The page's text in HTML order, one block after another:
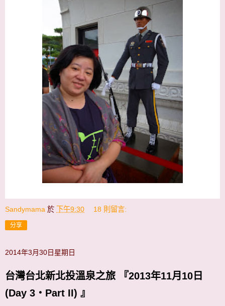
Sandymama 於 下午9:30 18 則留言:
分享
2014年3月30日星期日
台灣台北新北投溫泉之旅 『2013年11月10日
(Day 3‧Part II) 』